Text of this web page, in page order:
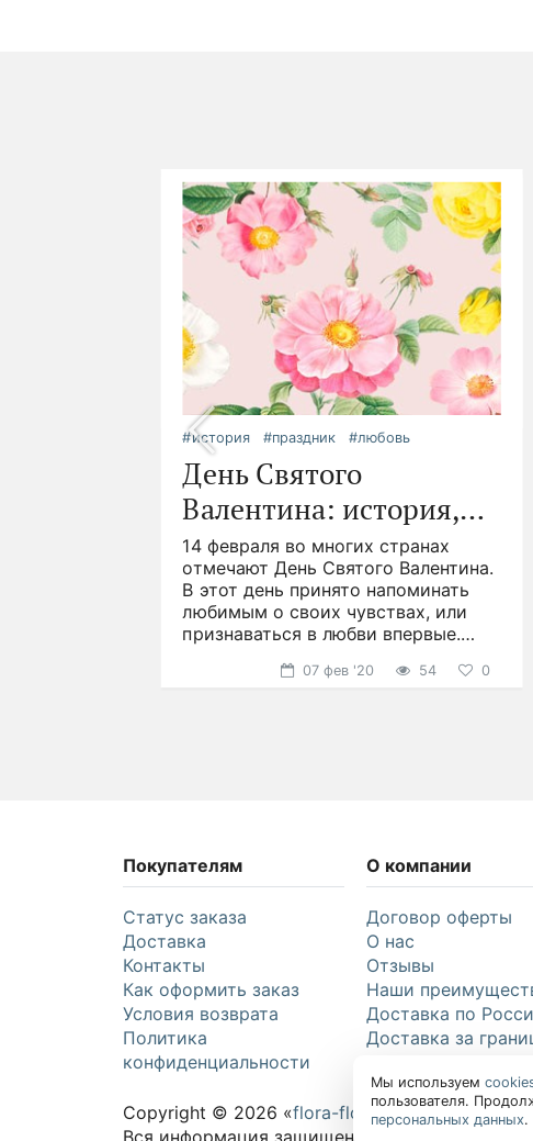
#история #праздник #любовь
День Святого
Валентина: история,
традиции и подарки
14 февраля во многих странах
отмечают День Святого Валентина.
В этот день принято напоминать
любимым о своих чувствах, или
признаваться в любви впервые.
07 фев '20 54 0
Покупателям
Статус заказа
Доставка
Контакты
Как оформить заказ
Условия возврата
Политика
конфиденциальности
О компании
Договор оферты
О нас
Отзывы
Наши
Доставка по
Доставка за
Copyright © 2026 «flora-flora.ru»
Вся информация защищена законом России об
Мы используем
пользователя.
персональных данных.